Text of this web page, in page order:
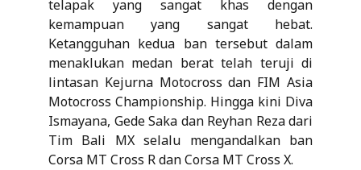
telapak yang sangat khas dengan
kemampuan yang sangat hebat.
Ketangguhan kedua ban tersebut dalam
menaklukan medan berat telah teruji di
lintasan Kejurna Motocross dan FIM Asia
Motocross Championship. Hingga kini Diva
Ismayana, Gede Saka dan Reyhan Reza dari
Tim Bali MX selalu mengandalkan ban
Corsa MT Cross R dan Corsa MT Cross X.